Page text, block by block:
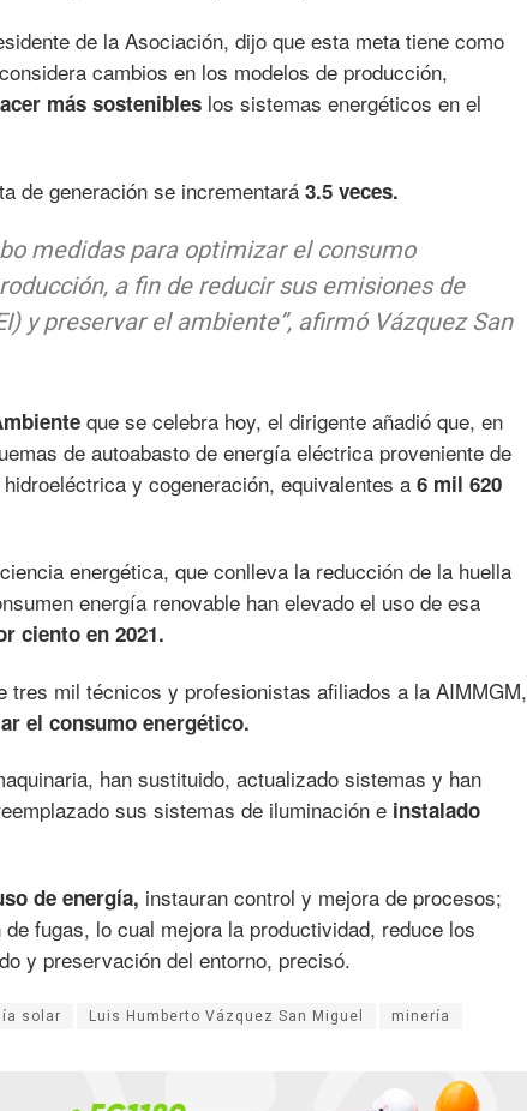
de la Asociación, dijo que esta meta tiene como
cambios en los modelos de producción,
más sostenibles los sistemas energéticos en el
de generación se incrementará 3.5 veces.
medidas para optimizar el consumo
a fin de reducir sus emisiones de
y preservar el ambiente”, afirmó Vázquez San
que se celebra hoy, el dirigente añadió que, en
de autoabasto de energía eléctrica proveniente de
y cogeneración, equivalentes a 6 mil 620
energética, que conlleva la reducción de la huella
energía renovable han elevado el uso de esa
ciento en 2021.
tres mil técnicos y profesionistas afiliados a la AIMMGM,
el consumo energético.
han sustituido, actualizado sistemas y han
sus sistemas de iluminación e instalado
de energía, instauran control y mejora de procesos;
fugas, lo cual mejora la productividad, reduce los
y preservación del entorno, precisó.
solar Luis Humberto Vázquez San Miguel minería